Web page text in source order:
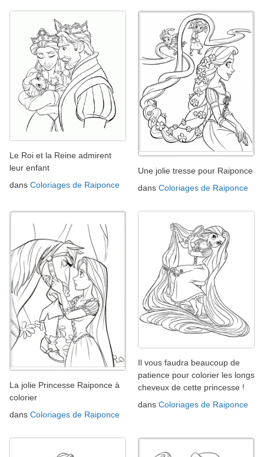
Le Roi et la Reine admirent
leur enfant
dans Coloriages de Raiponce
Une jolie tresse pour Raiponce
dans Coloriages de Raiponce
La jolie Princesse Raiponce à
colorier
dans Coloriages de Raiponce
Il vous faudra beaucoup de
patience pour colorier les longs
cheveux de cette princesse !
dans Coloriages de Raiponce